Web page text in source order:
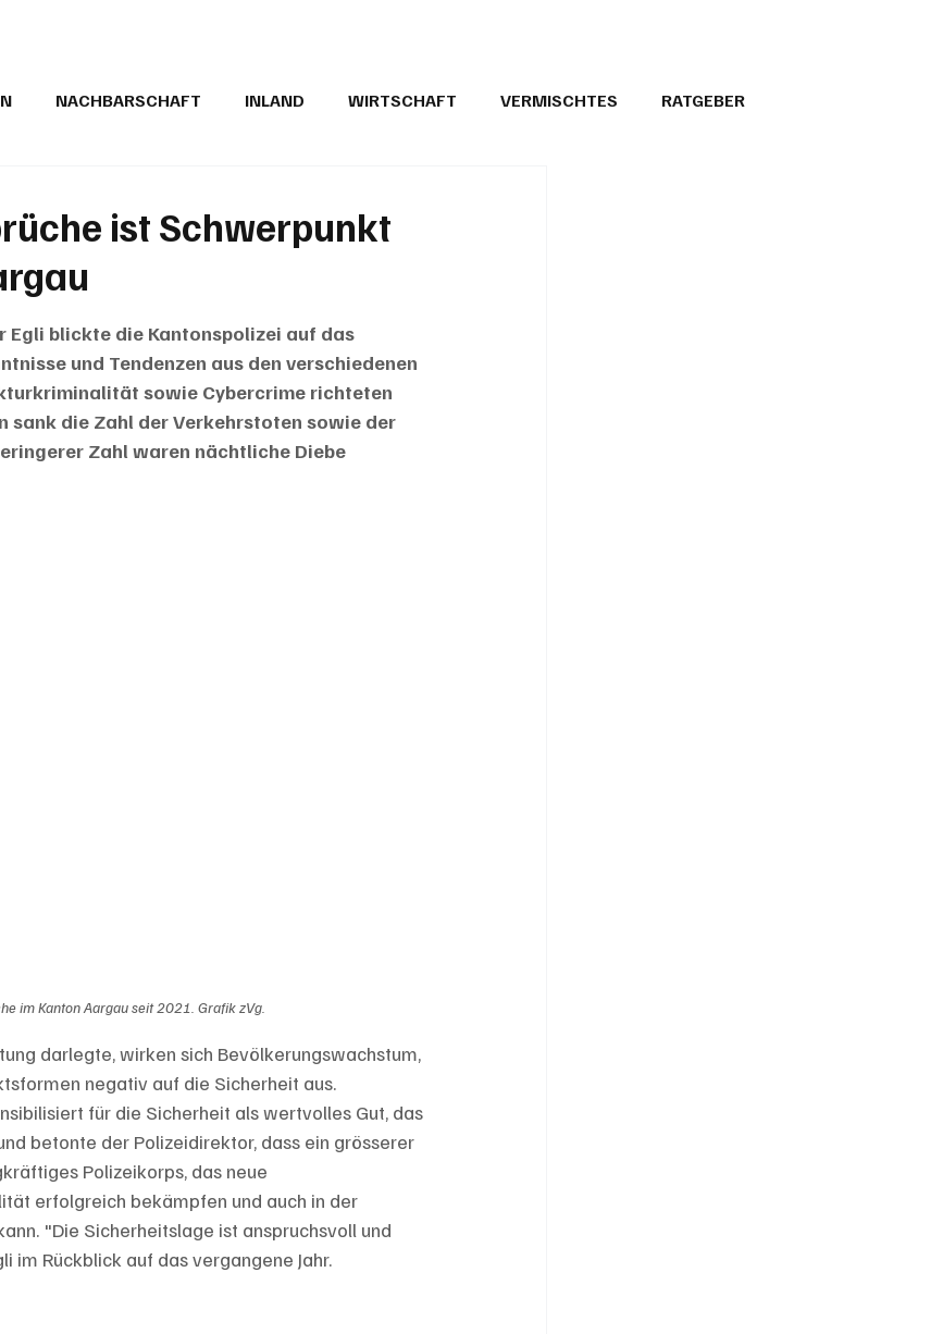
NACHBARSCHAFT INLAND WIRTSCHAFT VERMISCHTES RATGEBER
ist Schwerpunkt
blickte die Kantonspolizei auf das
und Tendenzen aus den verschiedenen
sowie Cybercrime richteten
sank die Zahl der Verkehrstoten sowie der
Zahl waren nächtliche Diebe
im Kanton Aargau seit 2021. Grafik zVg.
darlegte, wirken sich Bevölkerungswachstum,
negativ auf die Sicherheit aus.
für die Sicherheit als wertvolles Gut, das
betonte der Polizeidirektor, dass ein grösserer
Polizeikorps, das neue
erfolgreich bekämpfen und auch in der
"Die Sicherheitslage ist anspruchsvoll und
im Rückblick auf das vergangene Jahr.